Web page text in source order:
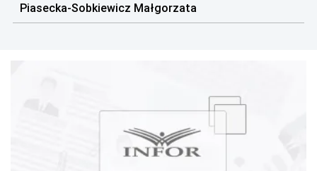
Piasecka-Sobkiewicz Małgorzata